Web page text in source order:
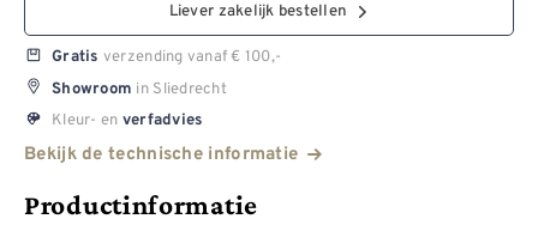
Liever zakelijk bestellen
Gratis verzending vanaf € 100,-
Showroom in Sliedrecht
Kleur- en verfadvies
Bekijk de technische informatie
Productinformatie